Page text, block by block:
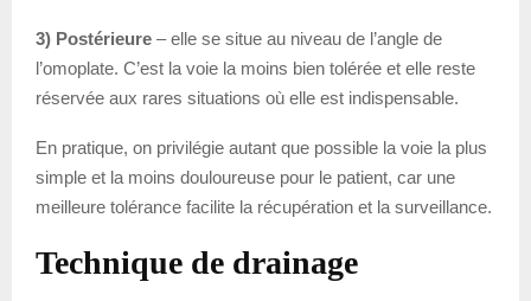
3) Postérieure – elle se situe au niveau de l’angle de
l’omoplate. C’est la voie la moins bien tolérée et elle reste
réservée aux rares situations où elle est indispensable.
En pratique, on privilégie autant que possible la voie la plus
simple et la moins douloureuse pour le patient, car une
meilleure tolérance facilite la récupération et la surveillance.
Technique de drainage